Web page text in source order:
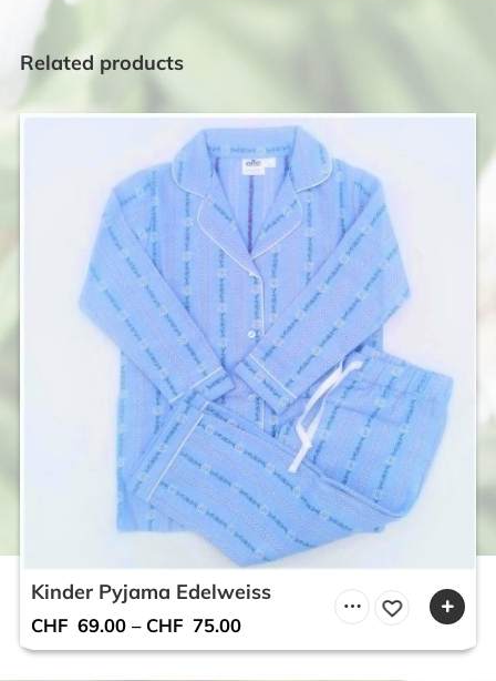
Related products
Kinder Pyjama Edelweiss
CHF 69.00 – CHF 75.00